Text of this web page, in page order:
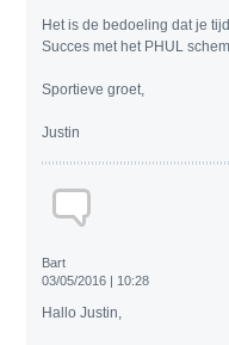
Het is de bedoeling dat je
Succes met het PHUL
Sportieve groet,
Justin
Bart
03/05/2016 | 10:28
Hallo Justin,